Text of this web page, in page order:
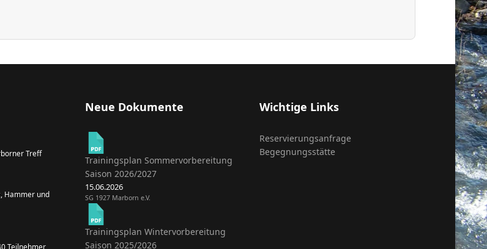
Treff
Hammer und
Teilnehmer
Neue Dokumente
Trainingsplan Sommervorbereitung
Saison 2026/2027
15.06.2026
SG 1927 Marborn e.V.
Trainingsplan Wintervorbereitung
Saison 2025/2026
Wichtige Links
Reservierungsanfrage
Begegnungsstätte